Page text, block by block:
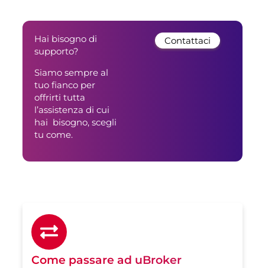
Hai bisogno di
supporto?
Siamo sempre al
tuo fianco per
offrirti tutta
l’assistenza di cui
hai bisogno, scegli
tu come.
Contattaci
Come passare ad uBroker